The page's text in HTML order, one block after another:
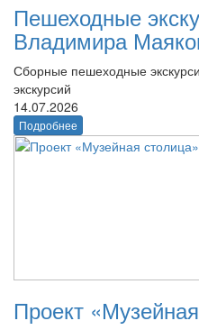
Пешеходные
Владимира
Сборные пешеходные
экскурсий
14.07.2026
Подробнее
Проект